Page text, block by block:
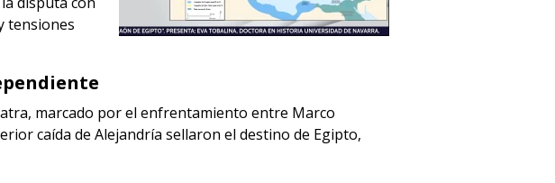
tensiones
marcado por el enfrentamiento entre Marco
caída de Alejandría sellaron el destino de Egipto,